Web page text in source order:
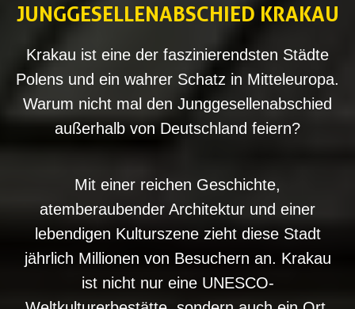
JUNGGESELLEN‌ABSCHIED KRAKAU
Krakau ist eine der faszinierendsten Städte
Polens und ein wahrer Schatz in Mitteleuropa.
Warum nicht mal den Junggesellenabschied
außerhalb von Deutschland feiern?
Mit einer reichen Geschichte,
atemberaubender Architektur und einer
lebendigen Kulturszene zieht diese Stadt
jährlich Millionen von Besuchern an. Krakau
ist nicht nur eine UNESCO-